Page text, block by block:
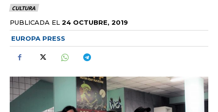
CULTURA
PUBLICADA EL 24 OCTUBRE, 2019
EUROPA PRESS